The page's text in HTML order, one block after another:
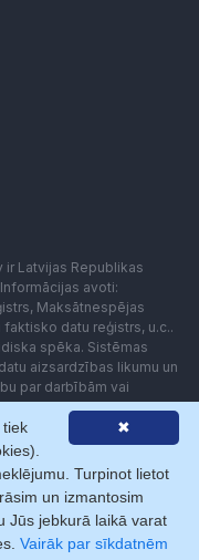
Latvijas Republikas
avoti:
Maksātnespējas
datu reģistrs, u.c..
spēka. Sistēmas
aizsardzības likumu un
par darbībām vai
Lietotājam aizliegts
iekārtas (robotus)
ar Firmas.lv. Galvenā
ar
✖
tiek
Turpinot lietot
un izmantosim
Jūs jebkurā laikā varat
Vairāk par sīkdatnēm